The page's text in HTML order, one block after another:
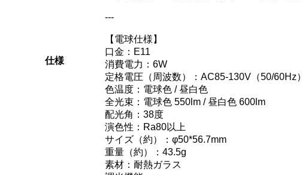
仕様
---
【電球仕様】
口金：E11
消費電力：6W
定格電圧（周波数）：AC85-130V（50/60Hz）
色温度：電球色 / 昼白色
全光束：電球色 550lm / 昼白色 600lm
配光角：38度
演色性：Ra80以上
サイズ（約）：φ50*56.7mm
重量（約）：43.5g
素材：耐熱ガラス